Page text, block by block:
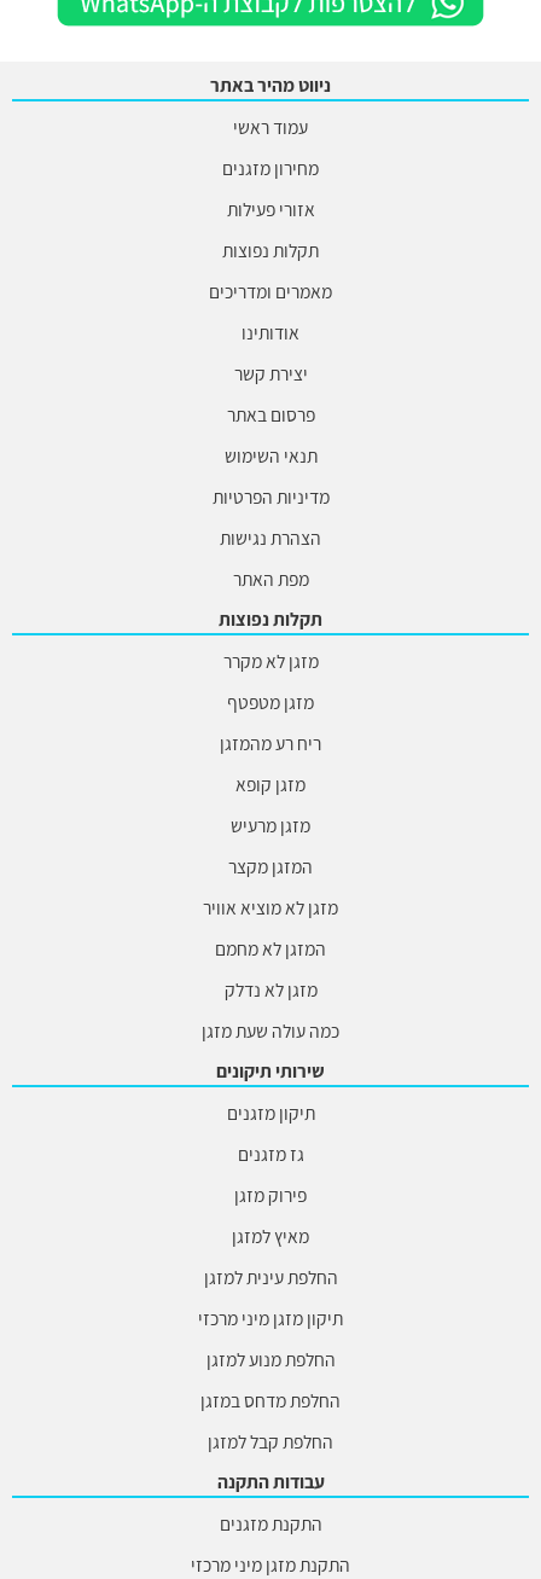
ניווט מהיר באתר
עמוד ראשי
מחירון מזגנים
אזורי פעילות
תקלות נפוצות
מאמרים ומדריכים
אודותינו
יצירת קשר
פרסום באתר
תנאי השימוש
מדיניות הפרטיות
הצהרת נגישות
מפת האתר
תקלות נפוצות
מזגן לא מקרר
מזגן מטפטף
ריח רע מהמזגן
מזגן קופא
מזגן מרעיש
המזגן מקצר
מזגן לא מוציא אוויר
המזגן לא מחמם
מזגן לא נדלק
כמה עולה שעת מזגן
שירותי תיקונים
תיקון מזגנים
גז מזגנים
פירוק מזגן
מאיץ למזגן
החלפת עינית למזגן
תיקון מזגן מיני מרכזי
החלפת מנוע למזגן
החלפת מדחס במזגן
החלפת קבל למזגן
עבודות התקנה
התקנת מזגנים
התקנת מזגן מיני מרכזי